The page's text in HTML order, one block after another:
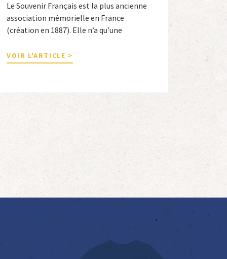
Le Souvenir Français est la plus ancienne
association mémorielle en France
(création en 1887). Elle n’a qu’une
en sauvegardant la mémoire nationale de
la France. Afin d’atteindre cet objectif, Le
amicaux avec de nombreuses associations
qui œuvrent en totalité ou partiellement
VOIR L'ARTICLE >